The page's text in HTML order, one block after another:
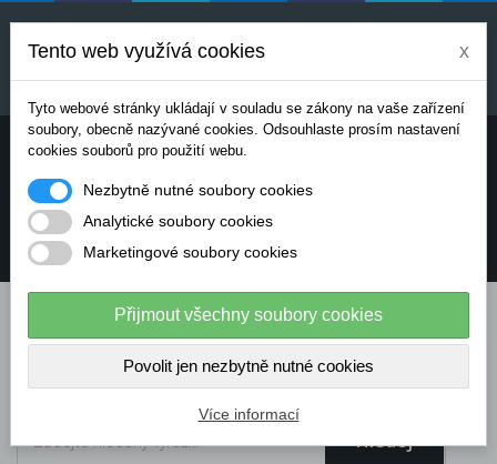
Uvedené ceny jsou orientační a mohou se měnit v
závislosti na aktuálních cenách výrobců a
dodavatelů. Pro přesnou cenovou nabídku prosím
Potřebujete poradit? Chcete objednávat telefonicky:
info@dataflex-security.com
Hledej
Tento web využívá cookies x
Tyto webové stránky ukládají v souladu se zákony na vaše zařízení
soubory, obecně nazývané cookies. Odsouhlaste prosím nastavení
cookies souborů pro použití webu.
Nezbytně nutné soubory cookies
Analytické soubory cookies
Marketingové soubory cookies
Přijmout všechny soubory cookies
Povolit jen nezbytně nutné cookies
Více informací